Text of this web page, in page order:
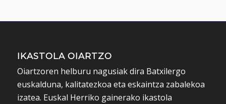
IKASTOLA OIARTZO
Oiartzoren helburu nagusiak dira Batxilergo
euskalduna, kalitatezkoa eta eskaintza zabalekoa
izatea. Euskal Herriko gainerako ikastola